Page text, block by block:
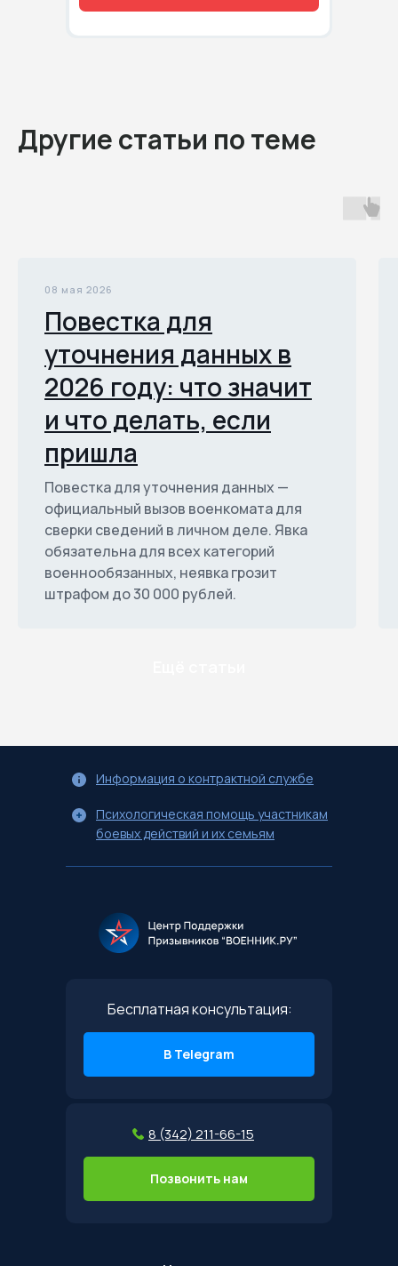
Другие статьи по теме
08 мая 2026
Повестка для
уточнения данных в
2026 году: что значит
и что делать, если
пришла
Повестка для уточнения данных —
официальный вызов военкомата для
сверки сведений в личном деле. Явка
обязательна для всех категорий
военнообязанных, неявка грозит
штрафом до 30 000 рублей.
Бесплатная консультация:
В Telegram
8 (342) 211-66-15
Позвонить нам
Информация о контрактной службе
Психологическая помощь участникам
боевых действий и их семьям